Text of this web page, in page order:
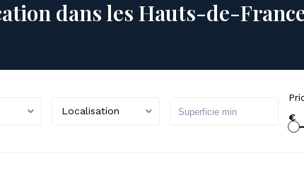
dans les Hauts-de-
Localisation
€